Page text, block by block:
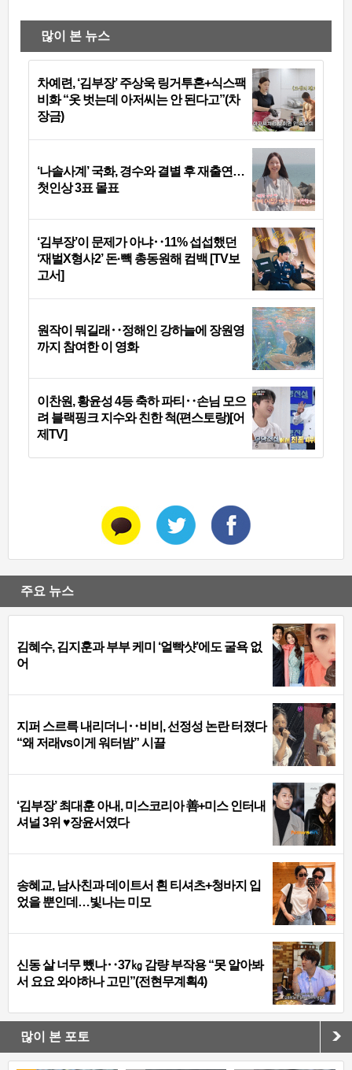
많이 본 뉴스
차예련, ‘김부장’ 주상욱 링거투혼+식스팩
비화 “옷 벗는데 아저씨는 안 된다고”(차
장금)
‘나솔사계’ 국화, 경수와 결별 후 재출연…
첫인상 3표 몰표
‘김부장’이 문제가 아냐‥11% 섭섭했던
‘재벌X형사2’ 돈·빽 총동원해 컴백 [TV보
고서]
원작이 뭐길래‥정해인 강하늘에 장원영
까지 참여한 이 영화
이찬원, 황윤성 4등 축하 파티‥손님 모으
려 블랙핑크 지수와 친한 척(편스토랑)[어
제TV]
주요 뉴스
김혜수, 김지훈과 부부 케미 ‘얼빡샷’에도 굴욕 없
어
지퍼 스르륵 내리더니‥비비, 선정성 논란 터졌다
“왜 저래vs이게 워터밤” 시끌
‘김부장’ 최대훈 아내, 미스코리아 善+미스 인터내
셔널 3위 ♥장윤서였다
송혜교, 남사친과 데이트서 흰 티셔츠+청바지 입
었을 뿐인데…빛나는 미모
신동 살 너무 뺐나‥37㎏ 감량 부작용 “못 알아봐
서 요요 와야하나 고민”(전현무계획4)
많이 본 포토